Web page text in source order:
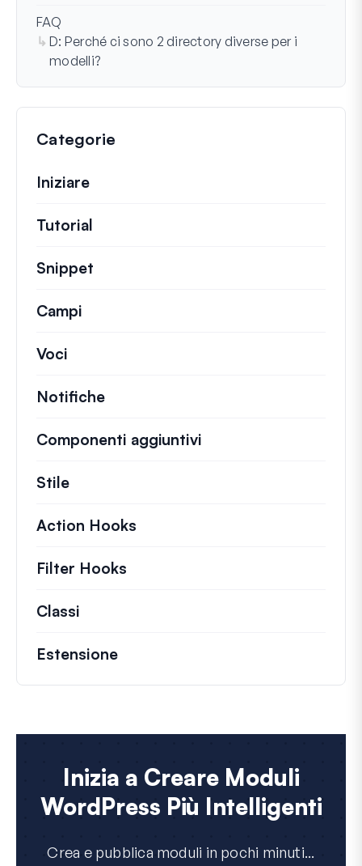
FAQ
D: Perché ci sono 2 directory diverse per i
modelli?
Categorie
Iniziare
Tutorial
Snippet
Campi
Voci
Notifiche
Componenti aggiuntivi
Stile
Action Hooks
Filter Hooks
Classi
Estensione
Inizia a Creare Moduli
WordPress Più Intelligenti
Crea e pubblica moduli in pochi minuti...